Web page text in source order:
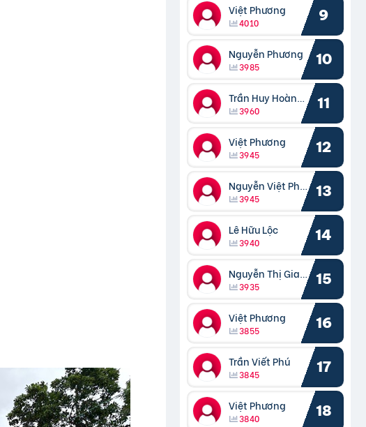
Việt Phương
4010 9
Nguyễn Phương
3985 10
Trần Huy Hoàng Bắc
3960 11
Việt Phương
3945 12
Nguyễn Việt Phương
3945 13
Lê Hữu Lộc
3940 14
Nguyễn Thị Giang
3935 15
Việt Phương
3855 16
Trần Viết Phú
3845 17
Việt Phương
3840 18